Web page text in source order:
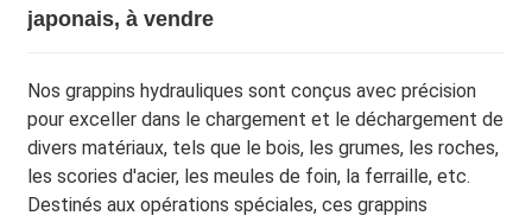
japonais, à vendre
Nos grappins hydrauliques sont conçus avec précision
pour exceller dans le chargement et le déchargement de
divers matériaux, tels que le bois, les grumes, les roches,
les scories d'acier, les meules de foin, la ferraille, etc.
Destinés aux opérations spéciales, ces grappins